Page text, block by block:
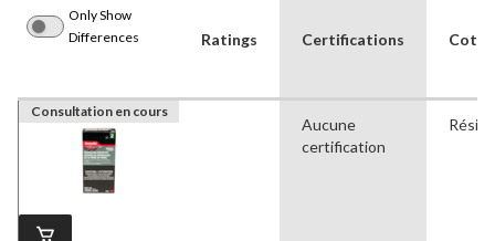
Only Show
Differences
Ratings Certifications Cote
Consultation en cours
Aucune
certification